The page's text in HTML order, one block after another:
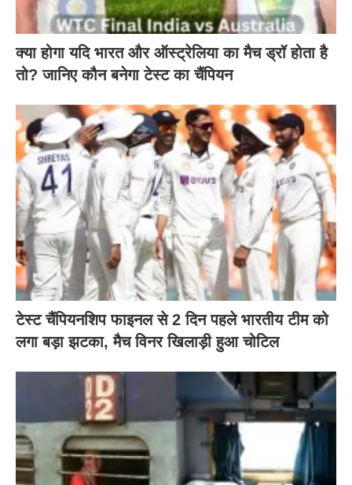
क्या होगा यदि भारत और ऑस्ट्रेलिया का मैच ड्रॉ होता है
तो? जानिए कौन बनेगा टेस्ट का चैंपियन
टेस्ट चैंपियनशिप फाइनल से 2 दिन पहले भारतीय टीम को
लगा बड़ा झटका, मैच विनर खिलाड़ी हुआ चोटिल